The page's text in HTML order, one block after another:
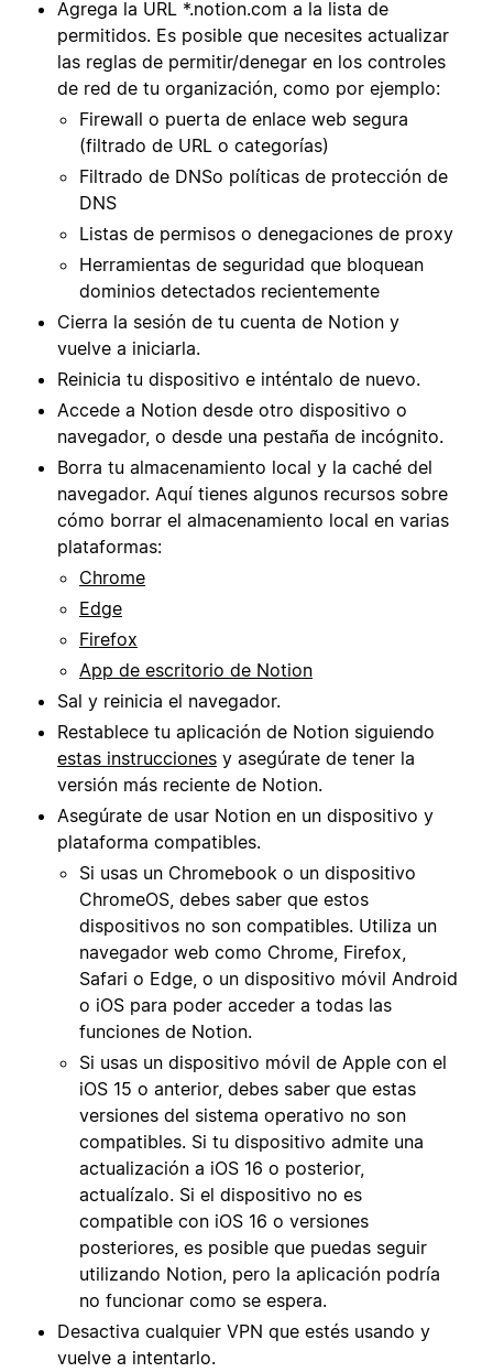
Agrega la URL *.notion.com a la lista de
permitidos. Es posible que necesites actualizar
las reglas de permitir/denegar en los controles
de red de tu organización, como por ejemplo:
Firewall o puerta de enlace web segura
(filtrado de URL o categorías)
Filtrado de DNSo políticas de protección de
DNS
Listas de permisos o denegaciones de proxy
Herramientas de seguridad que bloquean
dominios detectados recientemente
Cierra la sesión de tu cuenta de Notion y
vuelve a iniciarla.
Reinicia tu dispositivo e inténtalo de nuevo.
Accede a Notion desde otro dispositivo o
navegador, o desde una pestaña de incógnito.
Borra tu almacenamiento local y la caché del
navegador. Aquí tienes algunos recursos sobre
cómo borrar el almacenamiento local en varias
plataformas:
Chrome
Edge
Firefox
App de escritorio de Notion
Sal y reinicia el navegador.
Restablece tu aplicación de Notion siguiendo
estas instrucciones y asegúrate de tener la
versión más reciente de Notion.
Asegúrate de usar Notion en un dispositivo y
plataforma compatibles.
Si usas un Chromebook o un dispositivo
ChromeOS, debes saber que estos
dispositivos no son compatibles. Utiliza un
navegador web como Chrome, Firefox,
Safari o Edge, o un dispositivo móvil Android
o iOS para poder acceder a todas las
funciones de Notion.
Si usas un dispositivo móvil de Apple con el
iOS 15 o anterior, debes saber que estas
versiones del sistema operativo no son
compatibles. Si tu dispositivo admite una
actualización a iOS 16 o posterior,
actualízalo. Si el dispositivo no es
compatible con iOS 16 o versiones
posteriores, es posible que puedas seguir
utilizando Notion, pero la aplicación podría
no funcionar como se espera.
Desactiva cualquier VPN que estés usando y
vuelve a intentarlo.